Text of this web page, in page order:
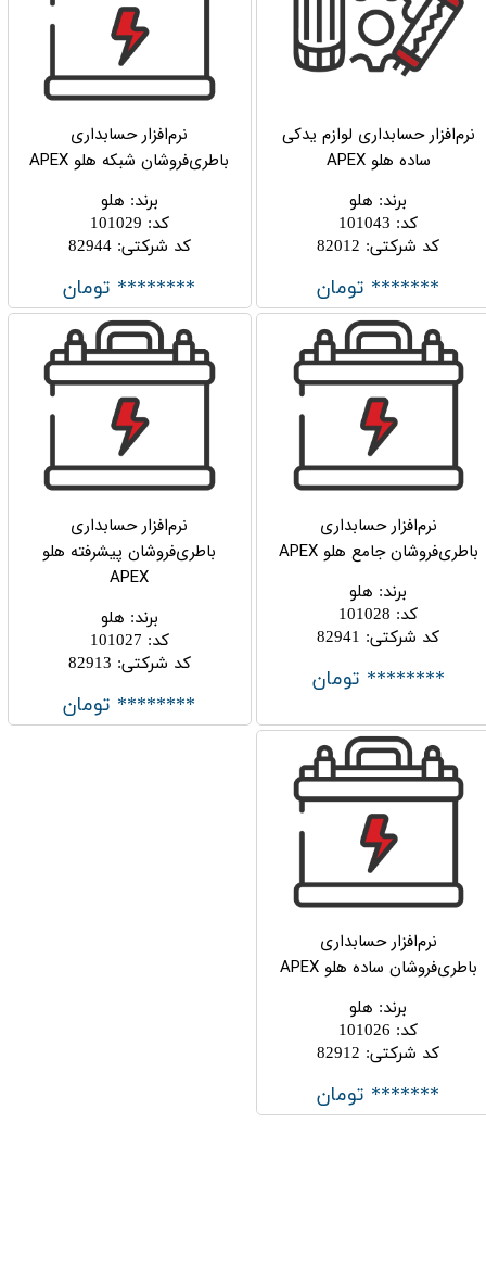
نرم‌افزار حسابداری لوازم یدکی
ساده هلو APEX
برند: هلو
کد:
101043
کد شرکتی:
82012
******* تومان
نرم‌افزار حسابداری
باطری‌فروشان شبکه هلو APEX
برند: هلو
کد:
101029
کد شرکتی:
82944
******** تومان
نرم‌افزار حسابداری
باطری‌فروشان جامع هلو APEX
برند: هلو
کد:
101028
کد شرکتی:
82941
******** تومان
نرم‌افزار حسابداری
باطری‌فروشان پیشرفته هلو
APEX
برند: هلو
کد:
101027
کد شرکتی:
82913
******** تومان
نرم‌افزار حسابداری
باطری‌فروشان ساده هلو APEX
برند: هلو
کد:
101026
کد شرکتی:
82912
******* تومان